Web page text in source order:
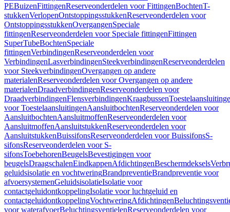
PEBuizenFittingenReserveonderdelen voor FittingenBochtenT-
stukkenVerlopenOntstoppingsstukkenReserveonderdelen voor
OntstoppingsstukkenOvergangenSpeciale
fittingenReserveonderdelen voor Speciale fittingenFittingen
SuperTubeBochtenSpeciale
fittingenVerbindingenReserveonderdelen voor
VerbindingenLasverbindingenSteekverbindingenReserveonderdelen
voor SteekverbindingenOvergangen op andere
materialenReserveonderdelen voor Overgangen op andere
materialenDraadverbindingenReserveonderdelen voor
DraadverbindingenFlensverbindingenKraagbussen
voor ToestelaansluitingenAansluitbochtenReserveonderdelen voor
AansluitbochtenAansluitmoffenReserveonderdelen voor
AansluitmoffenAansluitstukkenReserveonderdelen voor
AansluitstukkenBuissifonsReserveonderdelen voor BuissifonsS-
sifonsReserveonderdelen voor S-
sifonsToebehorenBeugelsBevestigingen voor
beugelsDraagschalenEindkappenAfdichtingenBeschermdeksels
geluidsisolatie en vochtweringBrandpreventieBrandpreventie voor
afvoersystemenGeluidsisolatieIsolatie voor
contactgeluidontkoppelingIsolatie voor luchtgeluid en
contactgeluidontkoppelingVochtweringAfdichtingen
voor waterafvoerBeluchtingsventielenReserveonderdelen voor